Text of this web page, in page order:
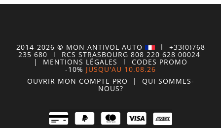
2014-2026 © MON ANTIVOL AUTO | +33(0)768
235 680 | RCS STRASBOURG 808 220 628 00024
| MENTIONS LÉGALES | CODES PROMO
-10% JUSQU'AU 10.08.26
OUVRIR MON COMPTE PRO | QUI SOMMES-
NOUS?